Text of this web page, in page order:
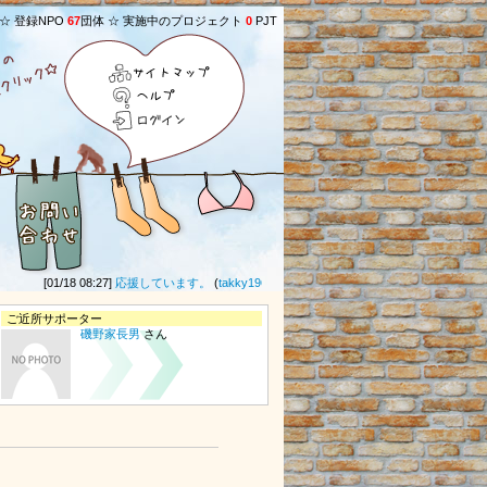
登録NPO 67団体 ☆ 実施中のプロジェクト 0 PJT
サイトマップ
ヘルプ
ログイン
[01/18 08:27]応援しています。( takky1961 さん) ★[12/15 02:09]私はビッグイシ
ご近所サポーター
磯野家長男さん